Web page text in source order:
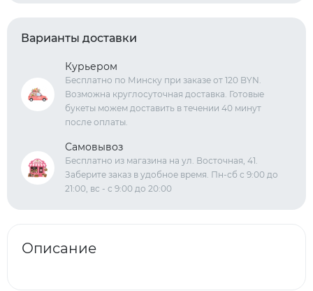
Варианты доставки
Курьером
Бесплатно по Минску при заказе от 120 BYN.
Возможна круглосуточная доставка. Готовые
букеты можем доставить в течении 40 минут
после оплаты.
Самовывоз
Бесплатно из магазина на ул. Восточная, 41.
Заберите заказ в удобное время. Пн-сб с 9:00 до
21:00, вс - с 9:00 до 20:00
Описание